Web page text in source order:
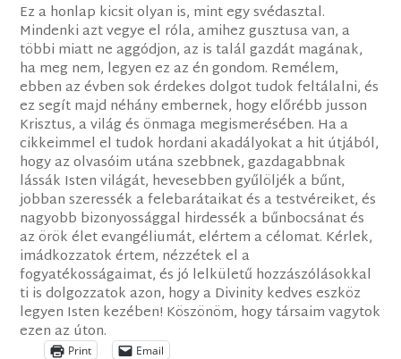
Ez a honlap kicsit olyan is, mint egy svédasztal.
Mindenki azt vegye el róla, amihez gusztusa van, a
többi miatt ne aggódjon, az is talál gazdát magának,
ha meg nem, legyen ez az én gondom. Remélem,
ebben az évben sok érdekes dolgot tudok feltálalni, és
ez segít majd néhány embernek, hogy előrébb jusson
Krisztus, a világ és önmaga megismerésében. Ha a
cikkeimmel el tudok hordani akadályokat a hit útjából,
hogy az olvasóim utána szebbnek, gazdagabbnak
lássák Isten világát, hevesebben gyűlöljék a bűnt,
jobban szeressék a felebarátaikat és a testvéreiket, és
nagyobb bizonyossággal hirdessék a bűnbocsánat és
az örök élet evangéliumát, elértem a célomat. Kérlek,
imádkozzatok értem, nézzétek el a
fogyatékosságaimat, és jó lelkületű hozzászólásokkal
ti is dolgozzatok azon, hogy a Divinity kedves eszköz
legyen Isten kezében! Köszönöm, hogy társaim vagytok
ezen az úton.
Print Email